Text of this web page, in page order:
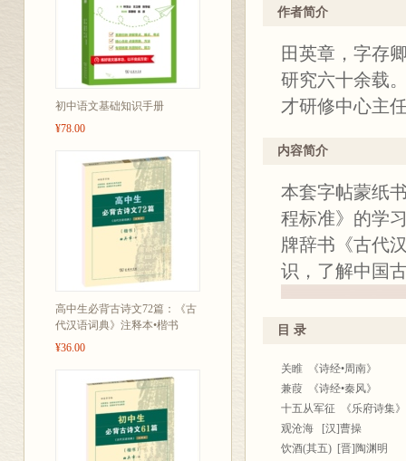
初中语文基础知识手册
¥78.00
高中生必背古诗文72篇：《古
代汉语词典》注释本•楷书
¥36.00
美观。字帖蒙
解古诗文，学
作者简介
田英章，字存
研究六十余载
才研修中心主
内容简介
本套字帖蒙纸
程标准》的学
牌辞书《古代
识，了解中国
目 录
关睢 《诗经•周南》
兼葭 《诗经•秦风》
十五从军征 《乐府诗集》
观沧海 [汉]曹操
饮酒(其五) [晋]陶渊明